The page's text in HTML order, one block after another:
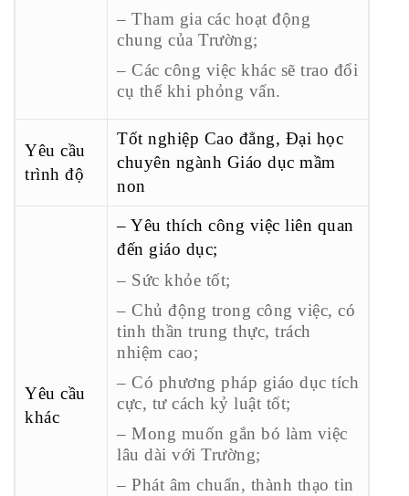
– Tham gia các hoạt động
chung của Trường;
– Các công việc khác sẽ trao đổi
cụ thể khi phỏng vấn.
Yêu cầu
trình độ
Tốt nghiệp Cao đẳng, Đại học
chuyên ngành Giáo dục mầm
non
Yêu cầu
khác
– Yêu thích công việc liên quan
đến giáo dục;
– Sức khỏe tốt;
– Chủ động trong công việc, có
tinh thần trung thực, trách
nhiệm cao;
– Có phương pháp giáo dục tích
cực, tư cách kỷ luật tốt;
– Mong muốn gắn bó làm việc
lâu dài với Trường;
– Phát âm chuẩn, thành thạo tin